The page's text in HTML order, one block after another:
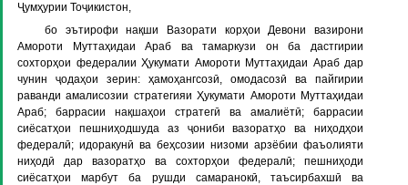
Ҷумҳурии Тоҷикистон,
бо эътирофи нақши Вазорати корҳои Девони вазирони
Амороти Муттаҳидаи Араб ва тамаркузи он ба дастгирии
сохторҳои федералии Ҳукумати Амороти Муттаҳидаи Араб дар
чунин ҷодаҳои зерин: ҳамоҳангсозӣ, омодасозӣ ва пайгирии
раванди амалисозии стратегияи Ҳукумати Амороти Муттаҳидаи
Араб; баррасии нақшаҳои стратегӣ ва амалиётӣ; баррасии
сиёсатҳои пешниҳодшуда аз ҷониби вазоратҳо ва ниҳодҳои
федералӣ; идоракунӣ ва беҳсозии низоми арзёбии фаъолияти
ниҳодӣ дар вазоратҳо ва сохторҳои федералӣ; пешниҳоди
сиёсатҳои марбут ба рушди самаранокӣ, таъсирбахшӣ ва